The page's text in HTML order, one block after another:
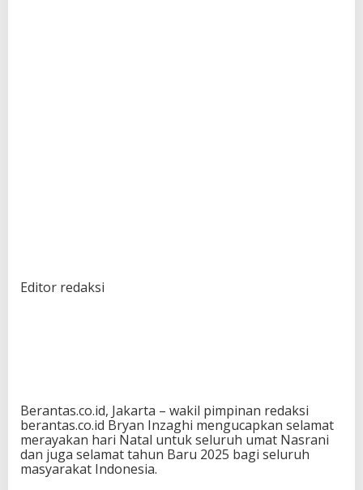
Editor redaksi
Berantas.co.id, Jakarta – wakil pimpinan redaksi
berantas.co.id Bryan Inzaghi mengucapkan selamat
merayakan hari Natal untuk seluruh umat Nasrani
dan juga selamat tahun Baru 2025 bagi seluruh
masyarakat Indonesia.